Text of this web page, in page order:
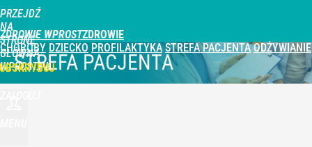
PRZEJDŹ
NA
STRONĘ
GŁÓWNĄ
WPROST.PL
ZDROWIE WPROST
CHOROBY DZIECKO PROFILAKTYKA STREFA PACJENTA ODŻYWIANIE
STREFA PACJENTA